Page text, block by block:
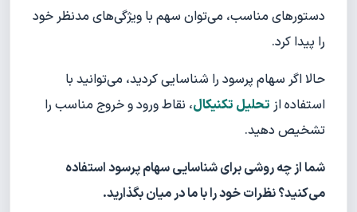
دستورهای مناسب، می‌توان سهم با ویژگی‌های مدنظر خود
را پیدا کرد.
حالا اگر سهام پرسود را شناسایی کردید، می‌توانید با
استفاده از تحلیل تکنیکال، نقاط ورود و خروج مناسب را
تشخیص دهید.
شما از چه روشی برای شناسایی سهام پرسود استفاده
می‌کنید؟ نظرات خود را با ما در میان بگذارید.